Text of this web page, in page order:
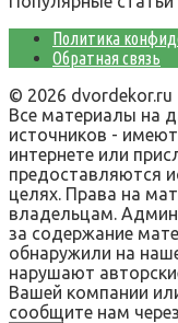
Политика
Обратная связь
© 2026 dvordekor.ru
Все материалы на
источников -
интернете или
предоставляются
целях. Права на
владельцам.
за содержание
обнаружили на
нарушают
Вашей компании
сообщите нам